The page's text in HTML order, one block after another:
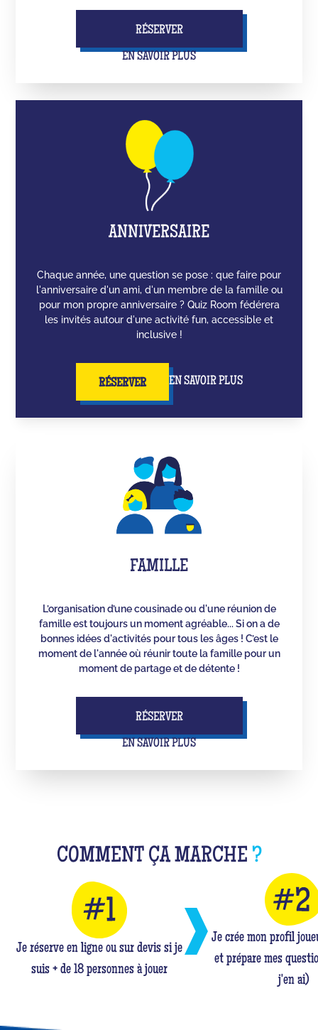
RÉSERVER
EN SAVOIR PLUS
ANNIVERSAIRE
Chaque année, une question se pose : que faire pour
l'anniversaire d'un ami, d'un membre de la famille ou
pour mon propre anniversaire ? Quiz Room fédérera
les invités autour d'une activité fun, accessible et
inclusive !
RÉSERVER EN SAVOIR PLUS
FAMILLE
L’organisation d’une cousinade ou d'une réunion de
famille est toujours un moment agréable... Si on a de
bonnes idées d'activités pour tous les âges ! C’est le
moment de l'année où réunir toute la famille pour un
moment de partage et de détente !
RÉSERVER
EN SAVOIR PLUS
COMMENT ÇA MARCHE ?
Je réserve en ligne ou sur devis si je
suis + de 18 personnes à jouer
Je crée mon profil
et prépare mes
j'en ai)